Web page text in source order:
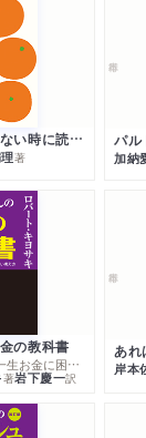
ューが掲載されま
シングルマザーた
性（後編）」
訪れる」
れました。（評者
に著者インタビュー
、英シングルマザ
自分を大切にできない時に読む本
著
パル
加納
の教科書
─親から子に伝える一生お金に困らない考え方
著岩下慶一訳
あれ
岸本